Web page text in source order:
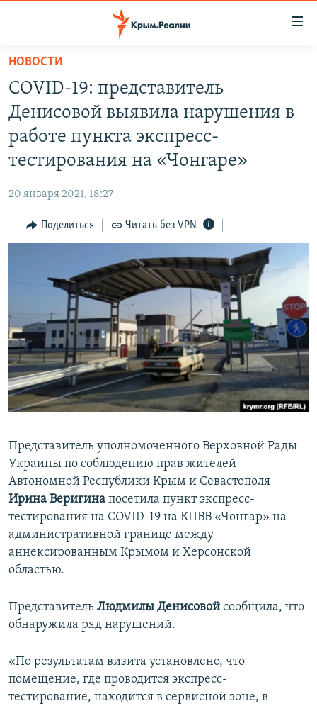
Вернуться
основному
содержанию
Вернутся
главной
Вернутся
поиску
ГРУЗ 200
КАРТА ВОЕННЫХ ОБЪЕКТОВ КРЫМА
ВОДА
ИНТЕРАКТИВ
ИНФОГРАФИКА
СОВЕТЫ ПРАВОЗАЩИТНИКОВ
ПРОПАВШИЕ БЕЗ ВЕСТИ
ПОБЕДИТЕЛЕЙ НЕ СУДЯТ?
КРЫМ.НЕПОКОРЕННЫЙ
ELIFBE
УКРАИНСКАЯ ПРОБЛЕМА КРЫМА
РАДІО СВОБОДА
КАК ОБОЙТИ БЛОКИРОВКУ
Qırımtatar
ПРИСОЕДИНЯЙТЕСЬ!
НОВОСТИ
COVID-19: представитель
Денисовой выявила нарушения в
работе пункта экспресс-
тестирования на «Чонгаре»
20 января 2021, 18:27
Поделиться Читать без VPN
Представитель уполномоченного Верховной Рады
Украины по соблюдению прав жителей
Автономной Республики Крым и Севастополя
Ирина Веригина посетила пункт экспресс-
тестирования на COVID-19 на КПВВ «Чонгар» на
административной границе между
аннексированным Крымом и Херсонской
областью.
Представитель Людмилы Денисовой сообщила, что
обнаружила ряд нарушений.
«По результатам визита установлено, что
помещение, где проводится экспресс-
тестирование, находится в сервисной зоне, в